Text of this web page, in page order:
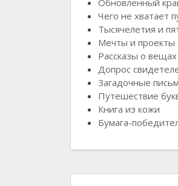
Обновленный
Чего не хватает
Тысячелетия и
Мечты и проекты
Рассказы о вещах
Допрос
Загадочные
Путешествие
Книга из кожи
Бумага-